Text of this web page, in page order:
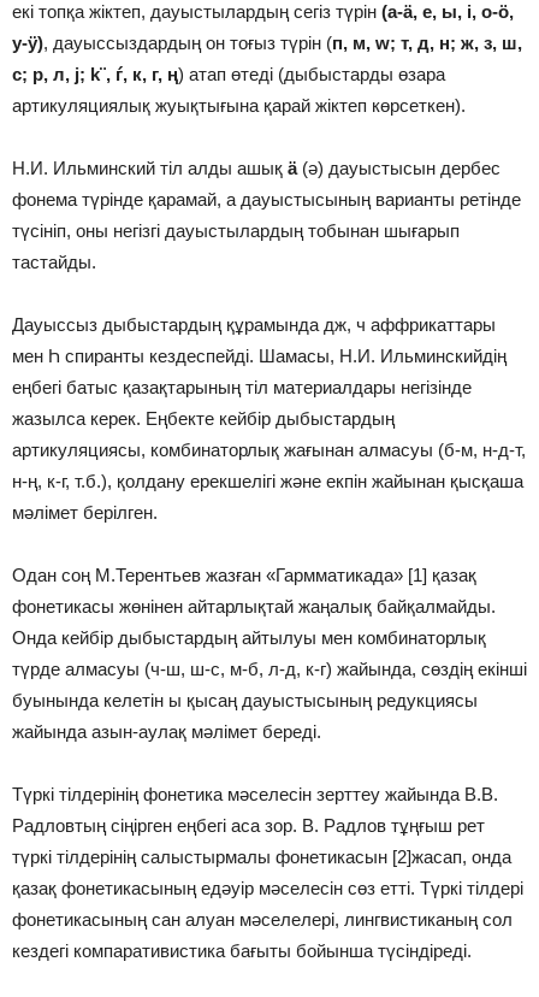
екі топқа жіктеп, дауыстылардың сегіз түрін (а-ä, е, ы, і, о-ö,
у-ÿ), дауыссыздардың он тоғыз түрін (п, м, w; т, д, н; ж, з, ш,
с; р, л, j; k¨, ѓ, к, г, ң) атап өтеді (дыбыстарды өзара
артикуляциялық жуықтығына қарай жіктеп көрсеткен).
Н.И. Ильминский тіл алды ашық ä (ә) дауыстысын дербес
фонема түрінде қарамай, а дауыстысының варианты ретінде
түсініп, оны негізгі дауыстылардың тобынан шығарып
тастайды.
Дауыссыз дыбыстардың құрамында дж, ч аффрикаттары
мен Һ спиранты кездеспейді. Шамасы, Н.И. Ильминскийдің
еңбегі батыс қазақтарының тіл материалдары негізінде
жазылса керек. Еңбекте кейбір дыбыстардың
артикуляциясы, комбинаторлық жағынан алмасуы (б-м, н-д-т,
н-ң, к-г, т.б.), қолдану ерекшелігі және екпін жайынан қысқаша
мәлімет берілген.
Одан соң М.Терентьев жазған «Гармматикада» [1] қазақ
фонетикасы жөнінен айтарлықтай жаңалық байқалмайды.
Онда кейбір дыбыстардың айтылуы мен комбинаторлық
түрде алмасуы (ч-ш, ш-с, м-б, л-д, к-г) жайында, сөздің екінші
буынында келетін ы қысаң дауыстысының редукциясы
жайында азын-аулақ мәлімет береді.
Түркі тілдерінің фонетика мәселесін зерттеу жайында В.В.
Радловтың сіңірген еңбегі аса зор. В. Радлов тұңғыш рет
түркі тілдерінің салыстырмалы фонетикасын [2]жасап, онда
қазақ фонетикасының едәуір мәселесін сөз етті. Түркі тілдері
фонетикасының сан алуан мәселелері, лингвистиканың сол
кездегі компаративистика бағыты бойынша түсіндіреді.